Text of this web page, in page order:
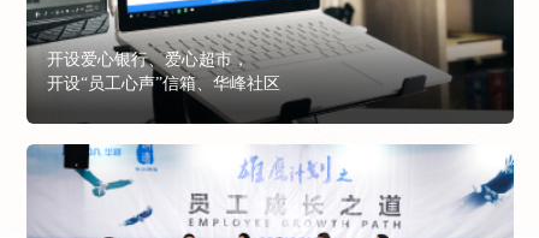
开设爱心银行、爱心超市，
开设“员工心声”信箱、华峰社区